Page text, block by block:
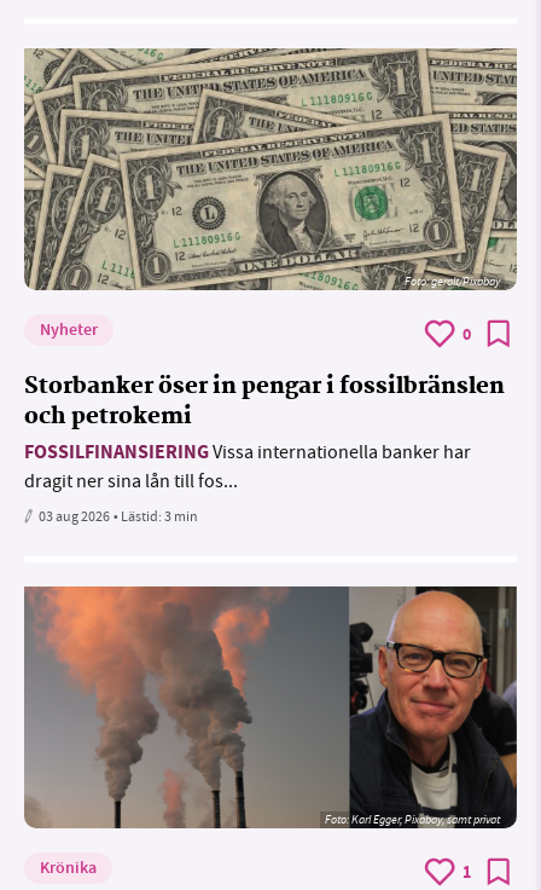
Foto:geralt/Pixabay
Nyheter 0
Storbanker öser in pengar i fossilbränslen
och petrokemi
FOSSILFINANSIERINGVissa internationella banker har
dragit ner sina lån till fos...
03 aug 2026• Lästid:3 min
Foto:Karl Egger, Pixabay, samt privat
Krönika 1